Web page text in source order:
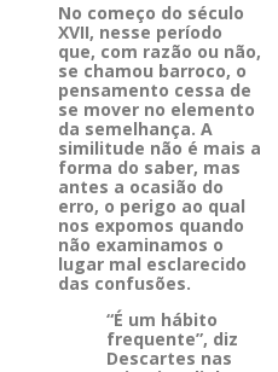
No começo do século
XVII, nesse período
que, com razão ou não,
se chamou barroco, o
pensamento cessa de
se mover no elemento
da semelhança. A
similitude não é mais a
forma do saber, mas
antes a ocasião do
erro, o perigo ao qual
nos expomos quando
não examinamos o
lugar mal esclarecido
das confusões.
“É um hábito
frequente”, diz
Descartes nas